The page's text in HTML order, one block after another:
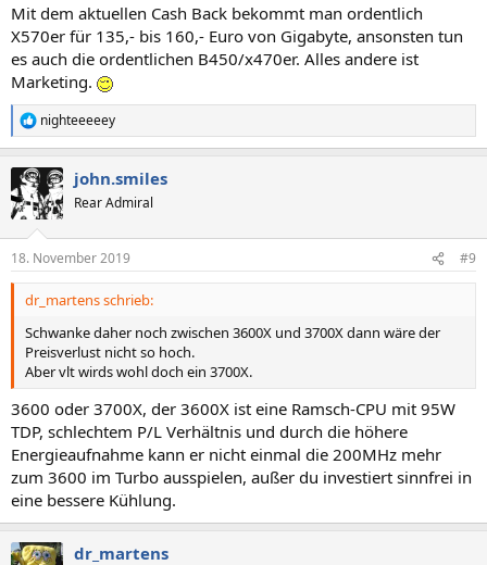
Mit dem aktuellen Cash Back bekommt man ordentlich
X570er für 135,- bis 160,- Euro von Gigabyte, ansonsten tun
es auch die ordentlichen B450/x470er. Alles andere ist
Marketing.
R
e
k
t
i
e
n
nighteeeeey
john.smiles
Rear Admiral
18. November 2019 #9
dr_martens schrieb:
Schwanke daher noch zwischen 3600X und 3700X dann wäre der
Preisverlust nicht so hoch.
Aber vlt wirds wohl doch ein 3700X.
3600 oder 3700X, der 3600X ist eine Ramsch-CPU mit 95W
TDP, schlechtem P/L Verhältnis und durch die höhere
Energieaufnahme kann er nicht einmal die 200MHz mehr
zum 3600 im Turbo ausspielen, außer du investiert sinnfrei in
eine bessere Kühlung.
dr_martens